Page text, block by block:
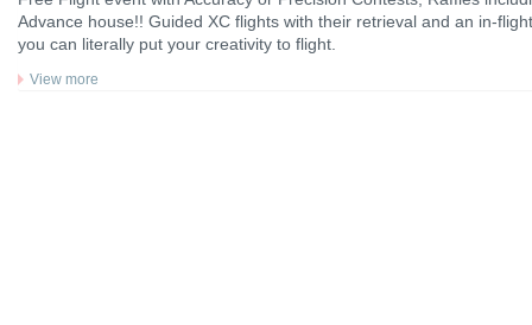
Advance house!! Guided XC flights with their retrieval and an in-
you can literally put your creativity to flight.
View more